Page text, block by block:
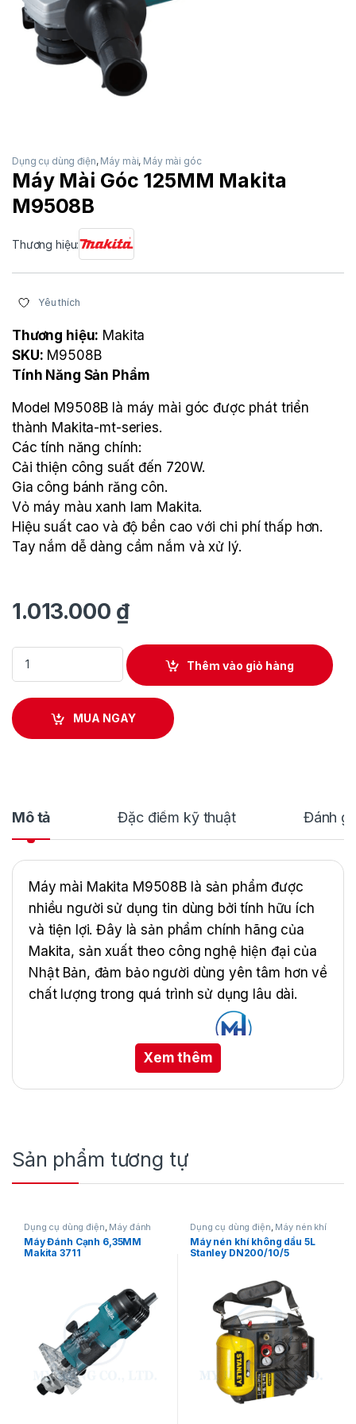
Dụng cụ dùng điện, Máy mài, Máy mài góc
Máy Mài Góc 125MM Makita
M9508B
Thương hiệu:
Yêu thích
Thương hiệu: Makita
SKU: M9508B
Tính Năng Sản Phẩm
Model M9508B là máy mài góc được phát triển
thành Makita-mt-series.
Các tính năng chính:
Cải thiện công suất đến 720W.
Gia công bánh răng côn.
Vỏ máy màu xanh lam Makita.
Hiệu suất cao và độ bền cao với chi phí thấp hơn.
Tay nắm dễ dàng cầm nắm và xử lý.
1.013.000 ₫
Máy Mài Góc 125MM Makita M9508B quantity
Thêm vào giỏ hàng
MUA NGAY
Mô tả Đặc điểm kỹ thuật Đánh
Máy mài Makita M9508B là sản phẩm được
nhiều người sử dụng tin dùng bởi tính hữu ích
và tiện lợi. Đây là sản phẩm chính hãng của
Makita, sản xuất theo công nghệ hiện đại của
Nhật Bản, đảm bảo người dùng yên tâm hơn về
chất lượng trong quá trình sử dụng lâu dài.
Máy hỗ trợ tốt cho các nhu cầu mài và đánh
bóng bề mặt khi lắp thêm đá mài hoặc bàn
chải sắt, giúp mài sắc lại các dụng cụ như
cuốc, xẻng và xử lý bề mặt vật liệu hiệu quả.
Ngoài ra, máy có thể cắt kim loại, gạch, đá khi
lắp lưỡi cắt kim cương, hỗ trợ tạo rãnh hoặc
khoét lỗ trong thi công công trình. Nhờ công
Xem thêm
Sản phẩm tương tự
Dụng cụ dùng điện Máy đánh
cạnh
Máy Đánh Cạnh 6,35MM
Makita 3711
Dụng cụ dùng điện Máy nén khí
Máy nén khí không dầu 5L
Stanley DN200/10/5